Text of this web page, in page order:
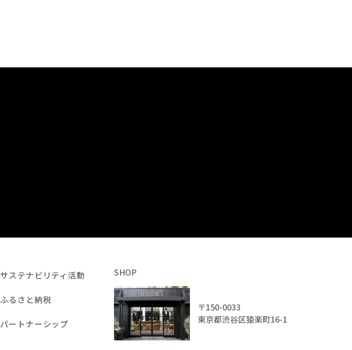
サステナビリティ活動
ふるさと納税
パートナーシップ
SHOP
〒150-0033
東京都渋谷区猿楽町16-1